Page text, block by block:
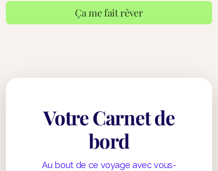
Ça me fait rêver
Votre Carnet de
bord
Au bout de ce voyage avec vous-